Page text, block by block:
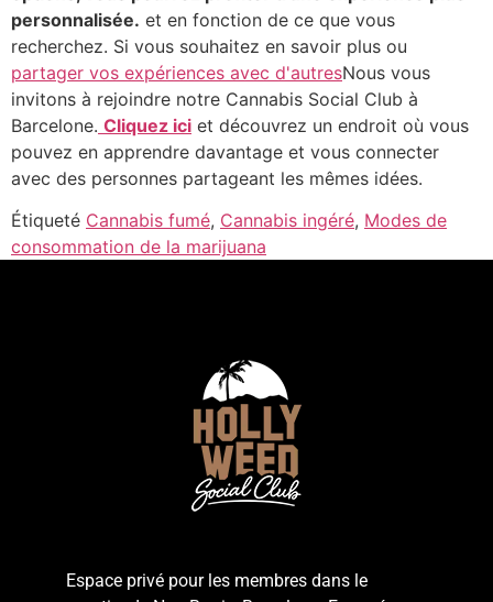
personnalisée. et en fonction de ce que vous
recherchez. Si vous souhaitez en savoir plus ou
partager vos expériences avec d'autresNous vous
invitons à rejoindre notre Cannabis Social Club à
Barcelone. Cliquez ici et découvrez un endroit où vous
pouvez en apprendre davantage et vous connecter
avec des personnes partageant les mêmes idées.
Étiqueté Cannabis fumé, Cannabis ingéré, Modes de
consommation de la marijuana
Espace privé pour les membres dans le